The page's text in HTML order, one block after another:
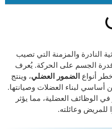
النادرة والمزمنة التي تصيب
الجسم على الحركة. يُعرف
أنواع
الضمور العضلي، وينتج
لبناء العضلات وصيانتها.
الوظائف العضلية، مما يؤثر
للمريض وعائلته.